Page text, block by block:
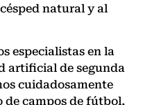
natural y al
especialistas en la
artificial de segunda
cuidadosamente
de campos de fútbol,